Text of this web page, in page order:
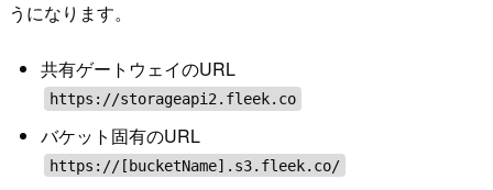
うになります。
共有ゲートウェイのURL
https://storageapi2.fleek.co
バケット固有のURL
https://[bucketName].s3.fleek.co/